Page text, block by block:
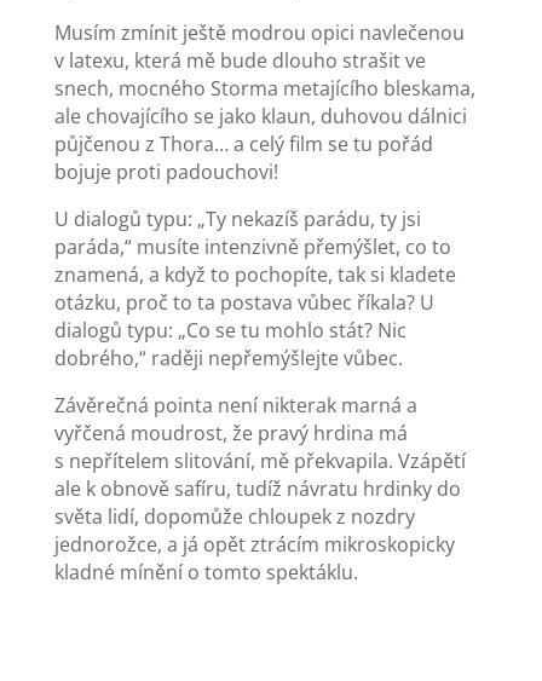
Musím zmínit ještě modrou opici navlečenou
v latexu, která mě bude dlouho strašit ve
snech, mocného Storma metajícího bleskama,
ale chovajícího se jako klaun, duhovou dálnici
půjčenou z Thora… a celý film se tu pořád
bojuje proti padouchovi!
U dialogů typu: „Ty nekazíš parádu, ty jsi
paráda,“ musíte intenzivně přemýšlet, co to
znamená, a když to pochopíte, tak si kladete
otázku, proč to ta postava vůbec říkala? U
dialogů typu: „Co se tu mohlo stát? Nic
dobrého,“ raději nepřemýšlejte vůbec.
Závěrečná pointa není nikterak marná a
vyřčená moudrost, že pravý hrdina má
s nepřítelem slitování, mě překvapila. Vzápětí
ale k obnově safíru, tudíž návratu hrdinky do
světa lidí, dopomůže chloupek z nozdry
jednorožce, a já opět ztrácím mikroskopicky
kladné mínění o tomto spektáklu.